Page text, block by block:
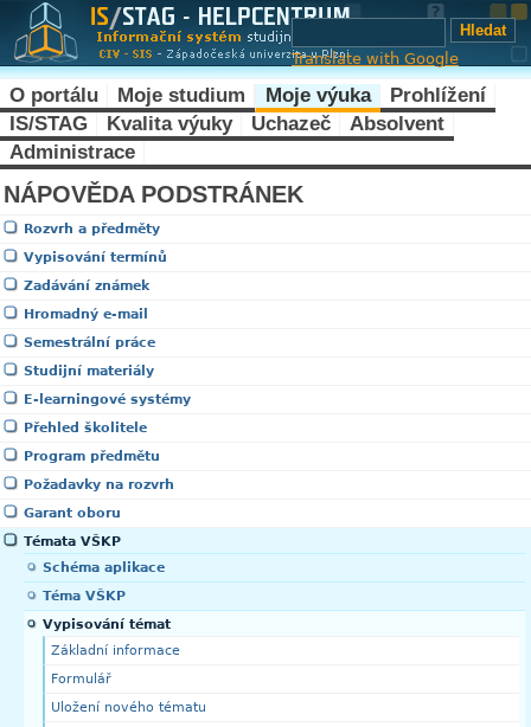
Translate with Google
O portálu Moje studium Moje výuka
Prohlížení
IS/STAG
Kvalita výuky Uchazeč
Absolvent
Administrace
NÁPOVĚDA PODSTRÁNEK
Rozvrh a předměty
Vypisování termínů
Zadávání známek
Hromadný e-mail
Semestrální práce
Studijní materiály
E-learningové systémy
Přehled školitele
Program předmětu
Požadavky na rozvrh
Garant oboru
Témata VŠKP
Schéma aplikace
Téma VŠKP
Vypisování témat
Základní informace
Formulář
Uložení nového tématu